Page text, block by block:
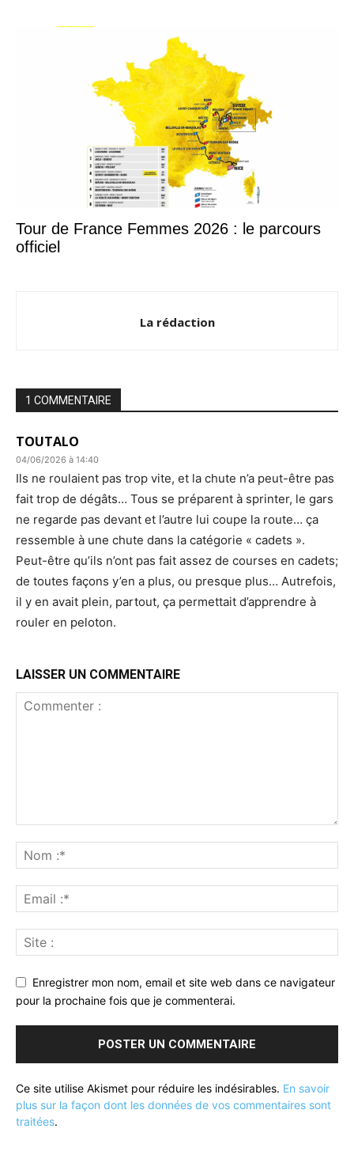
Tour de France Femmes 2026 : le parcours
officiel
La rédaction
1 COMMENTAIRE
TOUTALO
04/06/2026 à 14:40
Ils ne roulaient pas trop vite, et la chute n’a peut-être pas
fait trop de dégâts… Tous se préparent à sprinter, le gars
ne regarde pas devant et l’autre lui coupe la route… ça
ressemble à une chute dans la catégorie « cadets ».
Peut-être qu’ils n’ont pas fait assez de courses en cadets;
de toutes façons y’en a plus, ou presque plus… Autrefois,
il y en avait plein, partout, ça permettait d’apprendre à
rouler en peloton.
LAISSER UN COMMENTAIRE
Enregistrer mon nom, email et site web dans ce navigateur
pour la prochaine fois que je commenterai.
Ce site utilise Akismet pour réduire les indésirables. En savoir
plus sur la façon dont les données de vos commentaires sont
traitées.